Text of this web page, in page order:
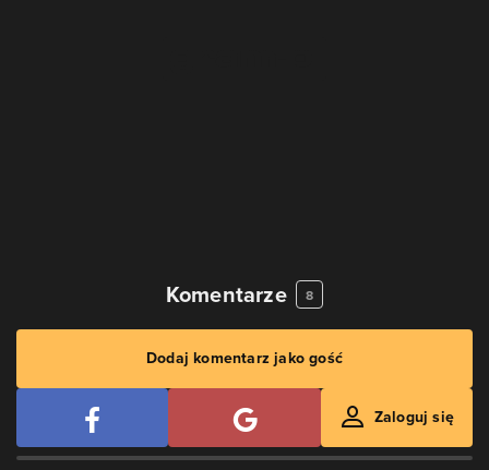
Komentarze 8
Dodaj komentarz jako gość
Zaloguj się